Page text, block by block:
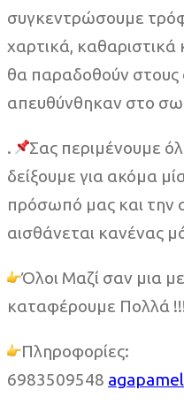
συγκεντρώσουμε
χαρτικά, καθαριστικά
θα παραδοθούν
απευθύνθηκαν στο
.
Σας περιμένουμε
δείξουμε για ακόμα
πρόσωπό μας και την
αισθάνεται κανένας
Όλοι Μαζί σαν μια
καταφέρουμε Πολλά
Πληροφορίες:
6983509548